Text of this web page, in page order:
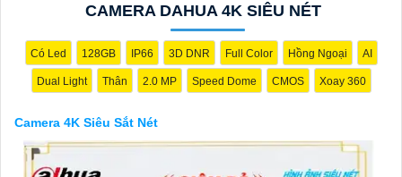
CAMERA DAHUA 4K SIÊU NÉT
Có Led 128GB IP66 3D DNR Full Color Hồng Ngoại AI
Dual Light Thân 2.0 MP Speed Dome CMOS Xoay 360
Camera 4K Siêu Sắt Nét